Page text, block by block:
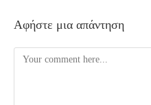
Αφήστε μια απάντηση
Comment